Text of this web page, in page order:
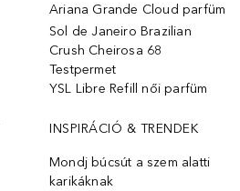
Ariana Grande Cloud parfüm
Sol de Janeiro Brazilian
Crush Cheirosa 68
Testpermet
YSL Libre Refill női parfüm
INSPIRÁCIÓ & TRENDEK
Mondj búcsút a szem alatti
karikáknak